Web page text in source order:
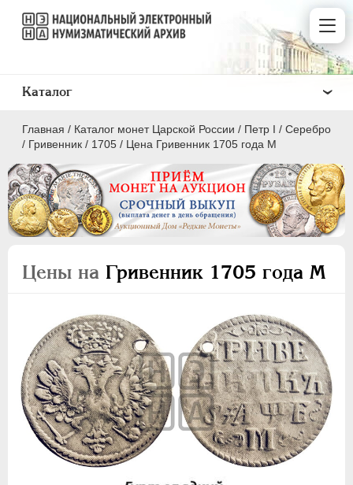
Главная / Каталог монет Царской России / Пeтр I / Серебро
/ Гривенник / 1705 / Цена Гривенник 1705 года М
Цены на Гривенник 1705 года М
Каталог
ПEТР I 1699 - 1725
Серебро
Полтина
Полуполтинник
Гривенник
Гривна
10 денег
5 копеек
Алтын(ник)